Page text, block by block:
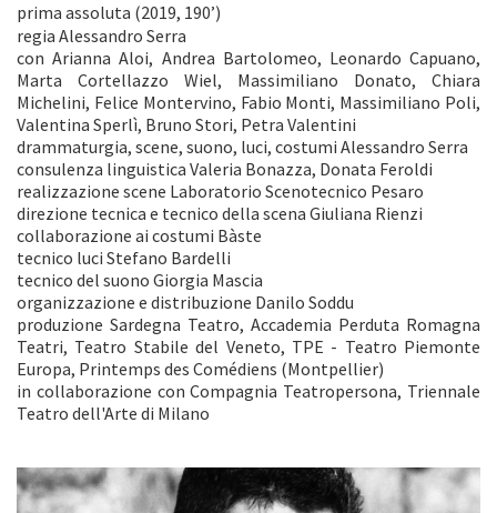
prima assoluta (2019, 190’)
regia Alessandro Serra
con Arianna Aloi, Andrea Bartolomeo, Leonardo Capuano,
Marta Cortellazzo Wiel, Massimiliano Donato, Chiara
Michelini, Felice Montervino, Fabio Monti, Massimiliano Poli,
Valentina Sperlì, Bruno Stori, Petra Valentini
drammaturgia, scene, suono, luci, costumi Alessandro Serra
consulenza linguistica Valeria Bonazza, Donata Feroldi
realizzazione scene Laboratorio Scenotecnico Pesaro
direzione tecnica e tecnico della scena Giuliana Rienzi
collaborazione ai costumi Bàste
tecnico luci Stefano Bardelli
tecnico del suono Giorgia Mascia
organizzazione e distribuzione Danilo Soddu
produzione Sardegna Teatro, Accademia Perduta Romagna
Teatri, Teatro Stabile del Veneto, TPE - Teatro Piemonte
Europa, Printemps des Comédiens (Montpellier)
in collaborazione con Compagnia Teatropersona, Triennale
Teatro dell'Arte di Milano